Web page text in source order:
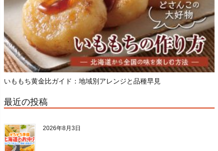
いももち黄金比ガイド：地域別アレンジと品種早見
最近の投稿
2026年8月3日